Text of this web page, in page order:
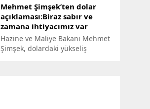
Mehmet Şimşek’ten dolar
açıklaması:Biraz sabır ve
zamana ihtiyacımız var
Hazine ve Maliye Bakanı Mehmet
Şimşek, dolardaki yükseliş